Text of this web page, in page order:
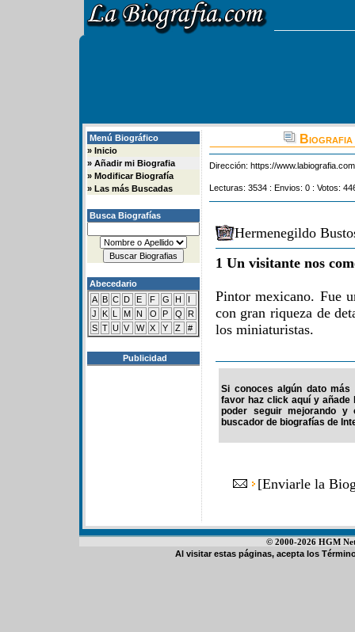
Menú Biográfico
» Inicio
» Añadir mi Biografia
» Modificar Biografía
» Las más Buscadas
Busca Biografías
Abecedario
A B C D E F G H
I
J
K L M N O P Q
R
S T U V W X Y Z #
Publicidad
Biografia
Dirección: https://
Lecturas: 3534 : Envios: 0 : Votos:
Hermenegildo
1 Un visitante nos
Pintor mexicano. Fue
con gran riqueza de
los miniaturistas.
Si conoces algún dato
favor haz click aquí y
poder seguir mejorando y
buscador de biografías de
[Enviarle la
© 2000-2026 HGM
Al visitar estas páginas, acepta los